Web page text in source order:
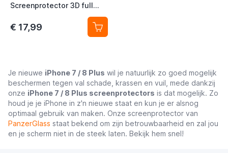
Screenprotector 3D full
cover iPhone 7 / 8 Plus
€ 17,99
Je nieuwe iPhone 7 / 8 Plus wil je natuurlijk zo goed mogelijk
beschermen tegen val schade, krassen en vuil, mede dankzij
onze iPhone 7 / 8 Plus screenprotectors is dat mogelijk. Zo
houd je je iPhone in z'n nieuwe staat en kun je er alsnog
optimaal gebruik van maken. Onze screenprotector van
PanzerGlass staat bekend om zijn betrouwbaarheid en zal jou
en je scherm niet in de steek laten. Bekijk hem snel!